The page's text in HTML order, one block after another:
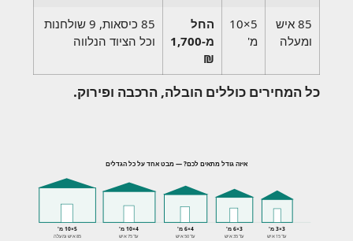
85 איש
ומעלה
5×10
מ'
החל
מ-1,700
₪
85 כיסאות, 9 שולחנות
וכל הציוד הנלווה
כל המחירים כוללים הובלה, הרכבה ופירוק.
איזה גודל מתאים לכם? — מבט אחד על כל הגדלים
3×3 מ'
עד 15 איש
3×6 מ'
עד 35 איש
4×6 מ'
עד 50 איש
4×10 מ'
עד 75 איש
5×10 מ'
85 איש ומעלה